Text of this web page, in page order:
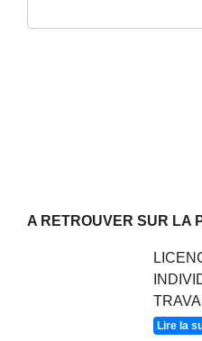
A RETROUVER SUR LA
Lire la